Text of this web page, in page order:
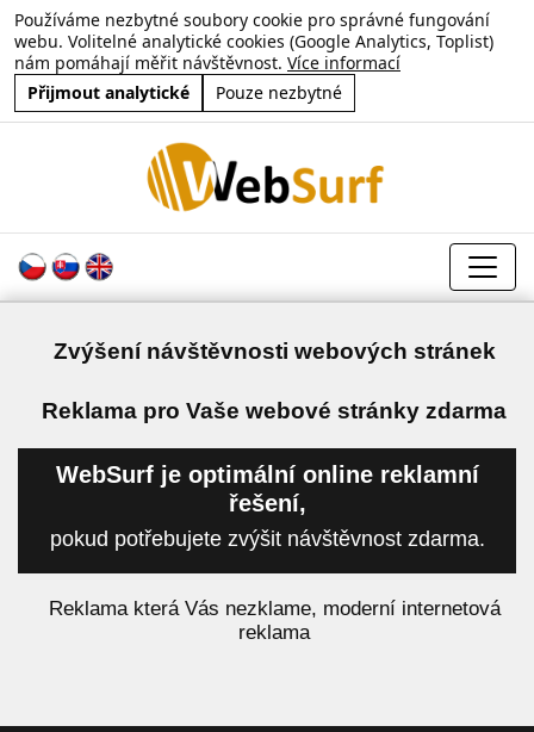
Používáme nezbytné soubory cookie pro správné fungování
webu. Volitelné analytické cookies (Google Analytics, Toplist)
nám pomáhají měřit návštěvnost. Více informací
Přijmout analytické
Pouze nezbytné
Zvýšení návštěvnosti webových stránek
Reklama pro Vaše webové stránky zdarma
WebSurf je optimální online reklamní
řešení,
pokud potřebujete zvýšit návštěvnost zdarma.
Reklama která Vás nezklame, moderní internetová
reklama